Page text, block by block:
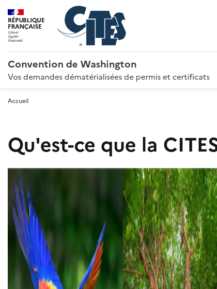
RÉPUBLIQUE
FRANÇAISE
Convention de Washington
Vos demandes dématérialisées de permis et certificats
Accueil
Qu'est-ce que la